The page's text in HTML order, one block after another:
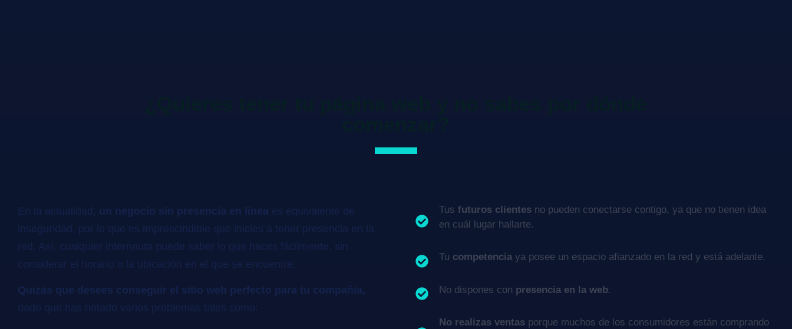
En la actualidad, un negocio sin presencia en línea es equivalente de
inseguridad, por lo que es imprescindible que inicies a tener presencia en la
red. Así, cualquier internauta puede saber lo que haces fácilmente, sin
considerar el horario o la ubicación en el que se encuentre.
Quizás que desees conseguir el sitio web perfecto para tu compañía,
dado que has notado varios problemas tales como:
Tus futuros clientesno pueden conectarse contigo, ya que no tienen idea
en cuál lugar hallarte.
Tu competenciaya posee un espacio afianzado en la red y está adelante.
No dispones con presencia en la web.
No realizas ventasporque muchos de los consumidores están comprando